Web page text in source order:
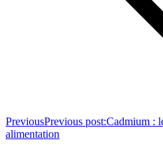
PreviousPrevious post:Cadmium :
alimentation